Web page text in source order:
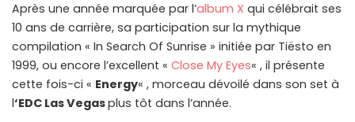
Après une année marquée par l’album X qui célébrait ses
10 ans de carrière, sa participation sur la mythique
compilation « In Search Of Sunrise » initiée par Tiësto en
1999, ou encore l’excellent « Close My Eyes« , il présente
cette fois-ci « Energy« , morceau dévoilé dans son set à
l‘EDC Las Vegasplus tôt dans l’année.